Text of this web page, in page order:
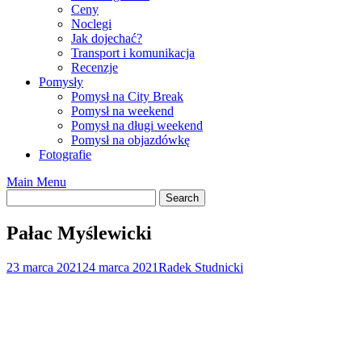
Ceny
Noclegi
Jak dojechać?
Transport i komunikacja
Recenzje
Pomysły
Pomysł na City Break
Pomysł na weekend
Pomysł na długi weekend
Pomysł na objazdówkę
Fotografie
Main Menu
Pałac Myślewicki
23 marca 2021 24 marca 2021Radek Studnicki